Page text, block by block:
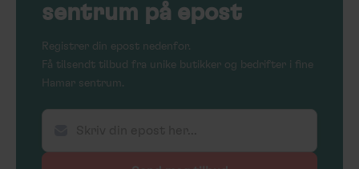
sentrum på epost
Registrer din epost nedenfor.
Få tilsendt tilbud fra unike butikker og bedrifter i fine
Hamar sentrum.